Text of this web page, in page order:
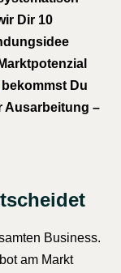
Dir 10
bekommst Du
Ausarbeitung –
Business.
am Markt